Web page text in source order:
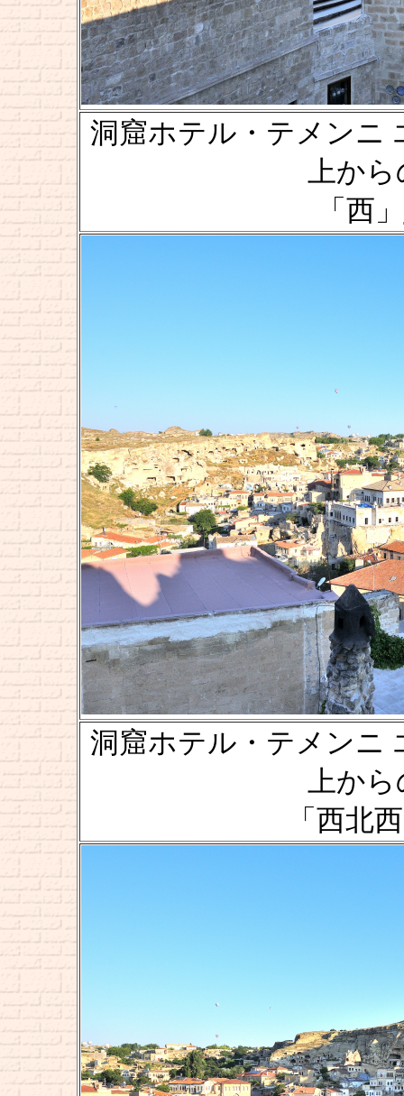
洞窟ホテル・テメンニ
上から
「西」
洞窟ホテル・テメンニ
上から
「西北